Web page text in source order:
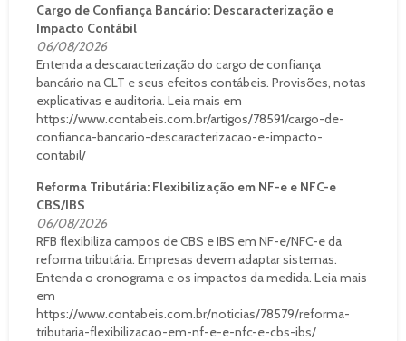
Cargo de Confiança Bancário: Descaracterização e
Impacto Contábil
06/08/2026
Entenda a descaracterização do cargo de confiança
bancário na CLT e seus efeitos contábeis. Provisões, notas
explicativas e auditoria. Leia mais em
https://www.contabeis.com.br/artigos/78591/cargo-de-
confianca-bancario-descaracterizacao-e-impacto-
contabil/
Reforma Tributária: Flexibilização em NF-e e NFC-e
CBS/IBS
06/08/2026
RFB flexibiliza campos de CBS e IBS em NF-e/NFC-e da
reforma tributária. Empresas devem adaptar sistemas.
Entenda o cronograma e os impactos da medida. Leia mais
em
https://www.contabeis.com.br/noticias/78579/reforma-
tributaria-flexibilizacao-em-nf-e-e-nfc-e-cbs-ibs/